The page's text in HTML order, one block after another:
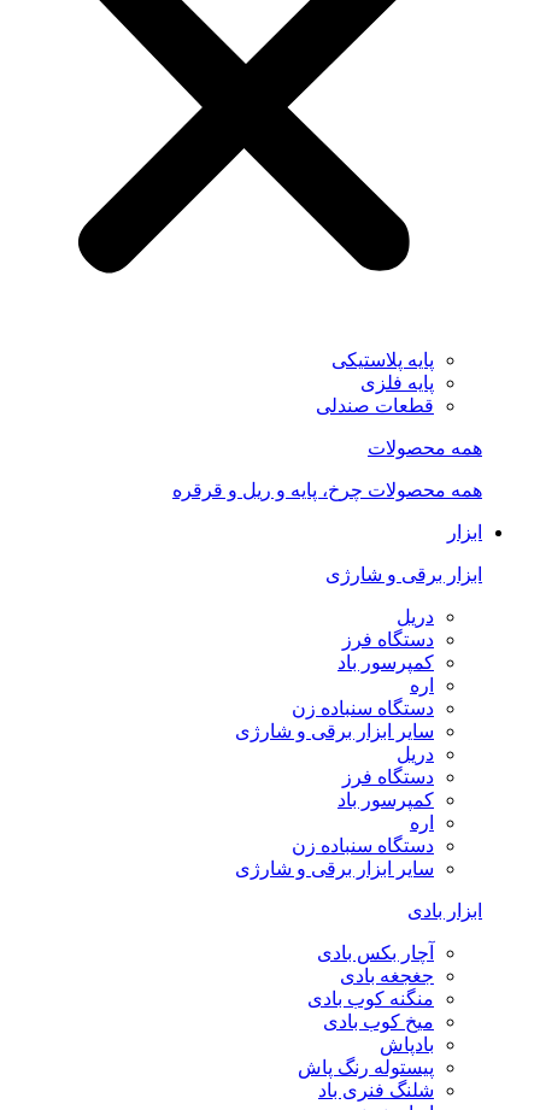
پایه پلاستیکی
پایه فلزی
قطعات صندلی
همه محصولات
همه محصولات چرخ، پایه و ریل و قرقره
ابزار
ابزار برقی و شارژی
دریل
دستگاه فرز
کمپرسور باد
اره
دستگاه سنباده زن
سایر ابزار برقی و شارژی
دریل
دستگاه فرز
کمپرسور باد
اره
دستگاه سنباده زن
سایر ابزار برقی و شارژی
ابزار بادی
آچار بکس بادی
جغجغه بادی
منگنه کوب بادی
میخ کوب بادی
بادپاش
پیستوله رنگ پاش
شلنگ فنری باد